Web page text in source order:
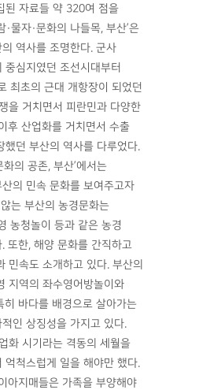
된 자료들 약 320여 점을
·물자·문화의 나들목, 부산’은
역사를 조명한다. 군사
심지였던 조선시대부터
최초의 근대 개항장이 되었던
을 거치면서 피란민과 다양한
후 산업화를 거치면서 수출
했던 부산의 역사를 다루었다.
의 공존, 부산’에서는
의 민속 문화를 보여주고자
는 부산의 농경문화는
농청놀이 등과 같은 농경
또한, 해양 문화를 간직하고
민속도 소개하고 있다. 부산의
지역의 좌수영어방놀이와
히 바다를 배경으로 살아가는
인 상징성을 가지고 있다.
화 시기라는 격동의 세월을
억척스럽게 일을 해야만 했다.
아지매들은 가족을 부양해야